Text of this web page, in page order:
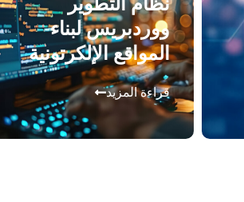
ووردبريس لبناء
المواقع الإلكرتونية
قراءة المزيد